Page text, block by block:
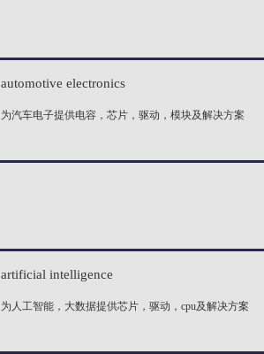
automotive electronics
为汽车电子提供电容，芯片，驱动，模块及解决方案
artificial intelligence
为人工智能，大数据提供芯片，驱动，cpu及解决方案